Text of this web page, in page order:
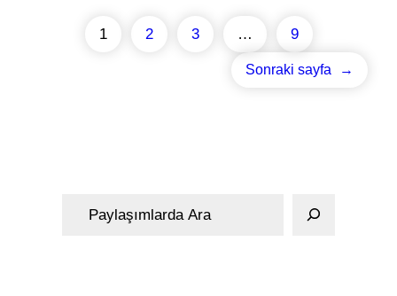
1 2 3 … 9
Sonraki sayfa →